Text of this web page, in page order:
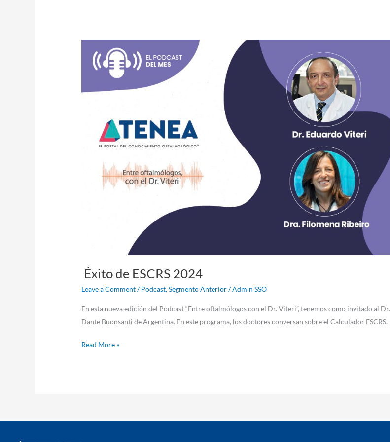
Éxito de ESCRS 2024
Leave a Comment/Podcast,Segmento Anterior/Admin SSO
En esta nueva edición del Podcast “Entre oftalmólogos con el Dr. Viteri”, tenemos como invitado al Dr.
Dante Buonsanti de Argentina. En este programa, los doctores conversan sobre el Calculador ESCRS.
ESCRS
Read More »